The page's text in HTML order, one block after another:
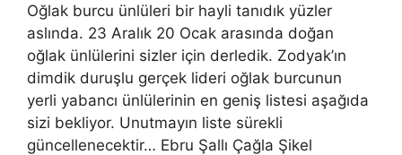
Oğlak burcu ünlüleri bir hayli tanıdık yüzler
aslında. 23 Aralık 20 Ocak arasında doğan
oğlak ünlülerini sizler için derledik. Zodyak’ın
dimdik duruşlu gerçek lideri oğlak burcunun
yerli yabancı ünlülerinin en geniş listesi aşağıda
sizi bekliyor. Unutmayın liste sürekli
güncellenecektir… Ebru Şallı Çağla Şikel